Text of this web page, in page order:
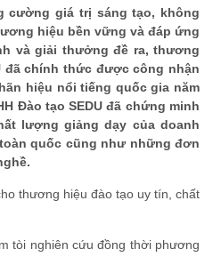
cường giá trị sáng tạo, không
hiệu bền vững và đáp ứng
và giải thưởng đề ra, thương
đã chính thức được công nhận
hiệu nổi tiếng quốc gia năm
Đào tạo SEDU đã chứng minh
lượng giảng dạy của doanh
quốc cũng như những đơn
thương hiệu đào tạo uy tín, chất
tòi nghiên cứu đồng thời phương